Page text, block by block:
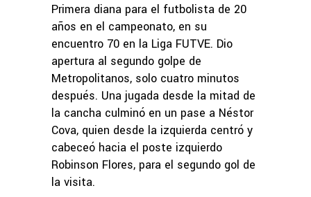
Primera diana para el futbolista de 20
años en el campeonato, en su
encuentro 70 en la Liga FUTVE. Dio
apertura al segundo golpe de
Metropolitanos, solo cuatro minutos
después. Una jugada desde la mitad de
la cancha culminó en un pase a Néstor
Cova, quien desde la izquierda centró y
cabeceó hacia el poste izquierdo
Robinson Flores, para el segundo gol de
la visita.